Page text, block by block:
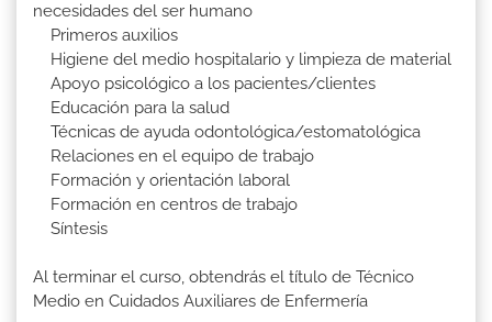
necesidades del ser humano
Primeros auxilios
Higiene del medio hospitalario y limpieza de material
Apoyo psicológico a los pacientes/clientes
Educación para la salud
Técnicas de ayuda odontológica/estomatológica
Relaciones en el equipo de trabajo
Formación y orientación laboral
Formación en centros de trabajo
Síntesis
Al terminar el curso, obtendrás el título de Técnico
Medio en Cuidados Auxiliares de Enfermería